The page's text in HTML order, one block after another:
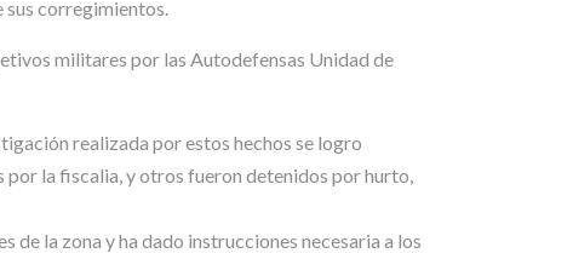
sus corregimientos.
militares por las Autodefensas Unidad de
realizada por estos hechos se logro
por la fiscalia, y otros fueron detenidos por hurto,
la zona y ha dado instrucciones necesaria a los